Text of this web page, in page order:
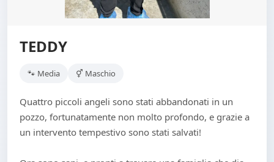
TEDDY
🐾 Media ⚥ Maschio
Quattro piccoli angeli sono stati abbandonati in un
pozzo, fortunatamente non molto profondo, e grazie a
un intervento tempestivo sono stati salvati!